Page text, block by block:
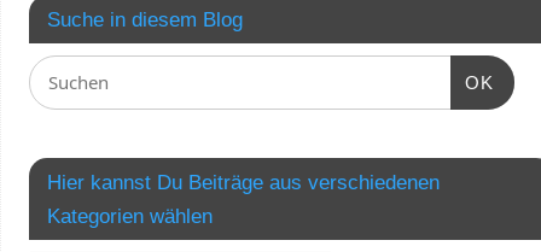
Suche in diesem Blog
OK
Hier kannst Du Beiträge aus verschiedenen
Kategorien wählen